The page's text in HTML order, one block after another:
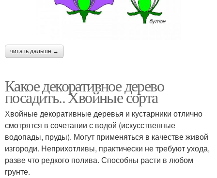
читать дальше →
Какое декоративное дерево
посадить.. Хвойные сорта
Хвойные декоративные деревья и кустарники отлично
смотрятся в сочетании с водой (искусственные
водопады, пруды). Могут применяться в качестве живой
изгороди. Неприхотливы, практически не требуют ухода,
разве что редкого полива. Способны расти в любом
грунте.